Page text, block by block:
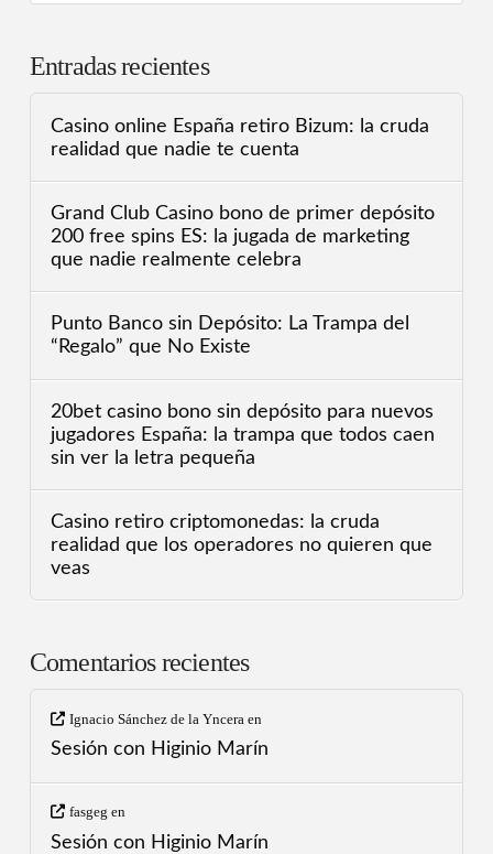
Entradas recientes
Casino online España retiro Bizum: la cruda
realidad que nadie te cuenta
Grand Club Casino bono de primer depósito
200 free spins ES: la jugada de marketing
que nadie realmente celebra
Punto Banco sin Depósito: La Trampa del
“Regalo” que No Existe
20bet casino bono sin depósito para nuevos
jugadores España: la trampa que todos caen
sin ver la letra pequeña
Casino retiro criptomonedas: la cruda
realidad que los operadores no quieren que
veas
Comentarios recientes
Ignacio Sánchez de la Yncera en
Sesión con Higinio Marín
fasgeg en
Sesión con Higinio Marín